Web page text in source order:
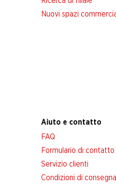
Nuovi spazi
Aiuto e contatto
FAQ
Formulario di contatto
Servizio clienti
Condizioni di consegna